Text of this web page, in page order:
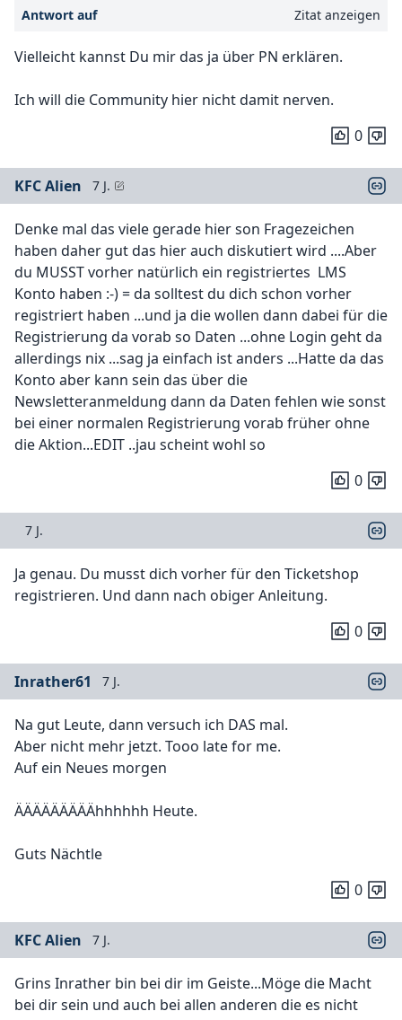
Antwort auf Zitat anzeigen
Vielleicht kannst Du mir das ja über PN erklären.
Ich will die Community hier nicht damit nerven.
0
KFC Alien 7 J.
Denke mal das viele gerade hier son Fragezeichen
haben daher gut das hier auch diskutiert wird ....Aber
du MUSST vorher natürlich ein registriertes LMS
Konto haben :-) = da solltest du dich schon vorher
registriert haben ...und ja die wollen dann dabei für die
Registrierung da vorab so Daten ...ohne Login geht da
allerdings nix ...sag ja einfach ist anders ...Hatte da das
Konto aber kann sein das über die
Newsletteranmeldung dann da Daten fehlen wie sonst
bei einer normalen Registrierung vorab früher ohne
die Aktion...EDIT ..jau scheint wohl so
0
7 J.
Ja genau. Du musst dich vorher für den Ticketshop
registrieren. Und dann nach obiger Anleitung.
0
Inrather61 7 J.
Na gut Leute, dann versuch ich DAS mal.
Aber nicht mehr jetzt. Tooo late for me.
Auf ein Neues morgen
ÄÄÄÄÄÄÄÄÄhhhhhh Heute.
Guts Nächtle
0
KFC Alien 7 J.
Grins Inrather bin bei dir im Geiste...Möge die Macht
bei dir sein und auch bei allen anderen die es nicht